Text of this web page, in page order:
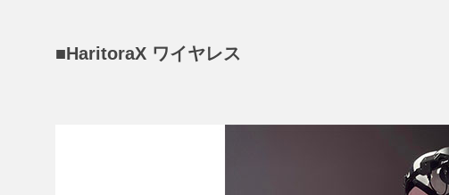
■HaritoraX ワイヤレス